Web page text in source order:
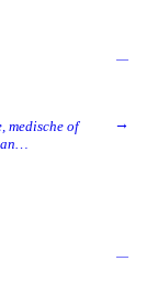
—
medische of
—
→